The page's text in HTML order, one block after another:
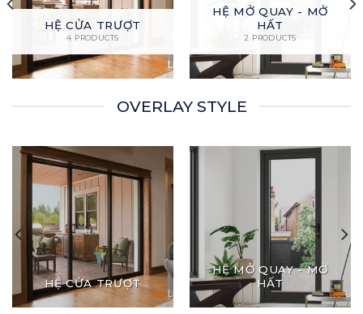
HỆ CỬA TRƯỢT
4 PRODUCTS
HỆ MỞ QUAY - MỞ
HẤT
2 PRODUCTS
OVERLAY STYLE
HỆ CỬA TRƯỢT
HỆ MỞ QUAY - MỞ
HẤT